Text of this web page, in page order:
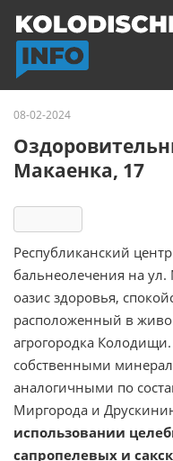
08-02-2024
Макаенка, 17
Республиканский
бальнеолечения на
оазис здоровья,
расположенный в
агрогородка Колодищи.
собственными
аналогичными по
Миргорода и
использовании
сапропелевых и